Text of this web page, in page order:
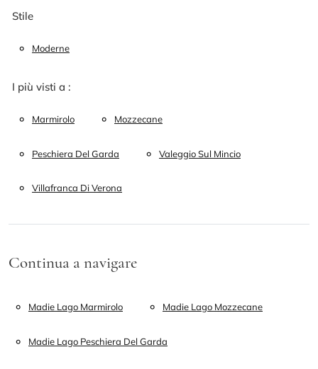
Stile
Moderne
I più visti a :
Marmirolo Mozzecane
Peschiera Del Garda Valeggio Sul Mincio
Villafranca Di Verona
Continua a navigare
Madie Lago Marmirolo Madie Lago Mozzecane
Madie Lago Peschiera Del Garda